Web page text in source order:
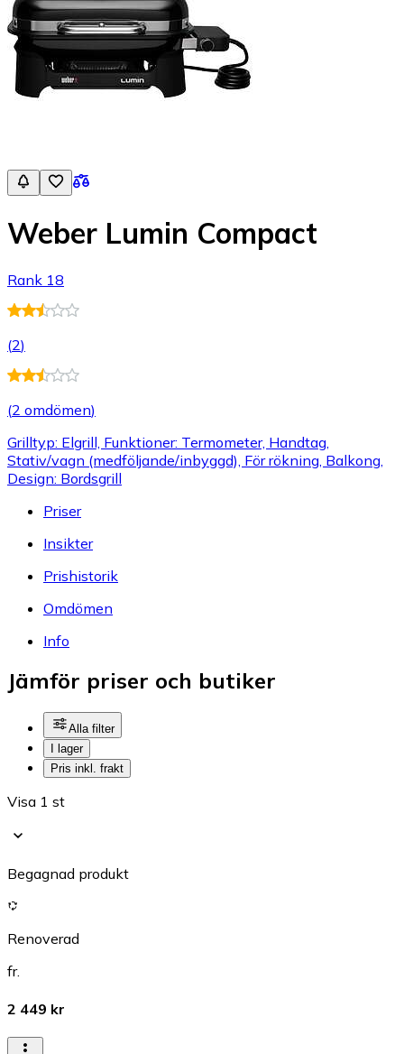
Weber Lumin Compact
Rank 18
(2)
(2 omdömen)
Grilltyp: Elgrill, Funktioner: Termometer, Handtag,
Stativ/vagn (medföljande/inbyggd), För rökning, Balkong,
Design: Bordsgrill
Priser
Insikter
Prishistorik
Omdömen
Info
Jämför priser och butiker
Alla filter
I lager
Pris inkl. frakt
Visa 1 st
Begagnad produkt
Renoverad
fr.
2 449 kr